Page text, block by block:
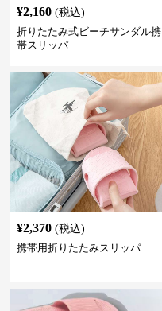
¥2,160 (税込)
折りたたみ式ビーチサンダル携
帯スリッパ
¥2,370 (税込)
携帯用折りたたみスリッパ